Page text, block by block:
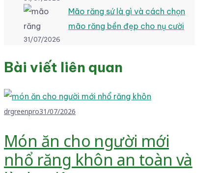
Mão răng sứ là gì và cách chọn
mão răng bền đẹp cho nụ cười
31/07/2026
Bài viết liên quan
drgreenpro31/07/2026
Món ăn cho người mới
nhổ răng khôn an toàn và